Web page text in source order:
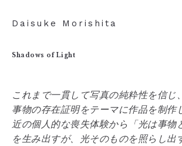
Daisuke Morishita
Shadows of Light
これまで一貫して写真の純粋性を信じ
事物の存在証明をテーマに作品を制作
近の個人的な喪失体験から「光は事物
を生み出すが、光そのものを照らし出